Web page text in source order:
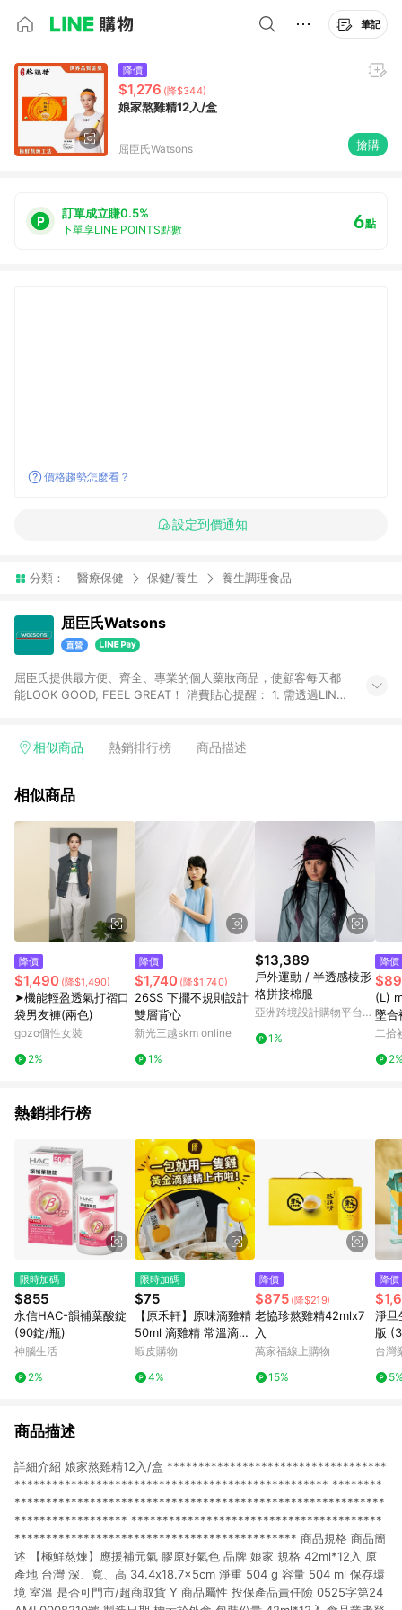
筆記
降價
$1,276 (降$344)
娘家熬雞精12入/盒
屈臣氏Watsons 搶購
訂單成立賺0.5%
下單享LINE POINTS點數 6點
價格趨勢怎麼看？
設定到價通知
分類： 醫療保健 保健/養生 養生調理食品
屈臣氏Watsons
屈臣氏提供最方便、齊全、專業的個人藥妝商品，使顧客每天都
能LOOK GOOD, FEEL GREAT！ 消費貼心提醒： 1. 需透過LINE
下單，每筆交易前請確認有經過LINE購物跳轉頁才符合返點資
數將於廠商出貨後30天前後發送。5.屈臣氏保留365天訂單記
單資格確認。 6.欲透過APP導購跳轉前往活動頁之用戶，煩請更
新屈臣氏APP至版本26010.4.0。
相似商品 熱銷排行榜 商品描述
相似商品
降價
$1,490 (降$1,490)
➤機能輕盈透氣打褶口
袋男友褲(兩色)
gozo個性女裝
2%
降價
$1,740 (降$1,740)
26SS 下擺不規則設計
雙層背心
新光三越skm online
1%
$13,389
戶外運動 / 半透感棱形
格拼接棉服
亞洲跨境設計購物平台
1%
降價
(L)
墜合
二拾
熱銷排行榜
限時加碼
$855
永信HAC-韻補葉酸錠
(90錠/瓶)
神腦生活
2%
限時加碼
$75
【原禾軒】原味滴雞精
50ml 滴雞精 常溫滴雞
精 雞精 原味雞精 常溫
蝦皮購物
4%
降價
$875 (降$219)
老協珍熬雞精42mlx7
入
萬家福線上購物
15%
降價
淨旦
版
gY
台灣
商品描述
詳細介紹 娘家熬雞精12入/盒 ***********************************
************************************************** ********
***********************************************************
****************** ****************************************
********************************************* 商品規格 商品簡
述 【極鮮熬煉】應援補元氣 膠原好氣色 品牌 娘家 規格 42ml*12入 原
產地 台灣 深、寬、高 34.4x18.7x5cm 淨重 504 g 容量 504 ml 保存環
境 室溫 是否可門市/超商取貨 Y 商品屬性 投保產品責任險 0525字第24